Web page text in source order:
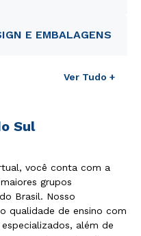
E EMBALAGENS
Ver Tudo +
Sul
você conta com a
grupos
Brasil. Nosso
qualidade de ensino com
além de